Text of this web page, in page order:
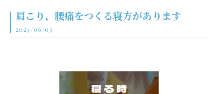
肩こり、腰痛をつくる寝方があります
2024/06/03